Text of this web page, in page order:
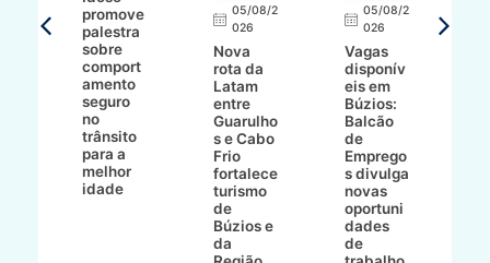
promove
palestra
sobre
comport
amento
seguro
no
trânsito
para a
melhor
idade
05/08/2
026
Nova
rota da
Latam
entre
Guarulho
s e Cabo
Frio
fortalece
turismo
de
Búzios e
da
05/08/2
026
Vagas
disponív
eis em
Búzios:
Balcão
de
Emprego
s divulga
novas
oportuni
dades
de